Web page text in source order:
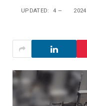
UPDATED: 4